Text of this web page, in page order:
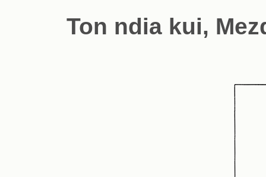
Ton ndia kui,